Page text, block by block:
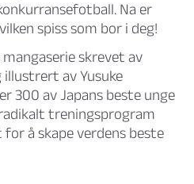
Na er
spiss som bor i deg!
mangaserie skrevet av
illustrert av Yusuke
300 av Japans beste unge
treningsprogram
for å skape verdens beste